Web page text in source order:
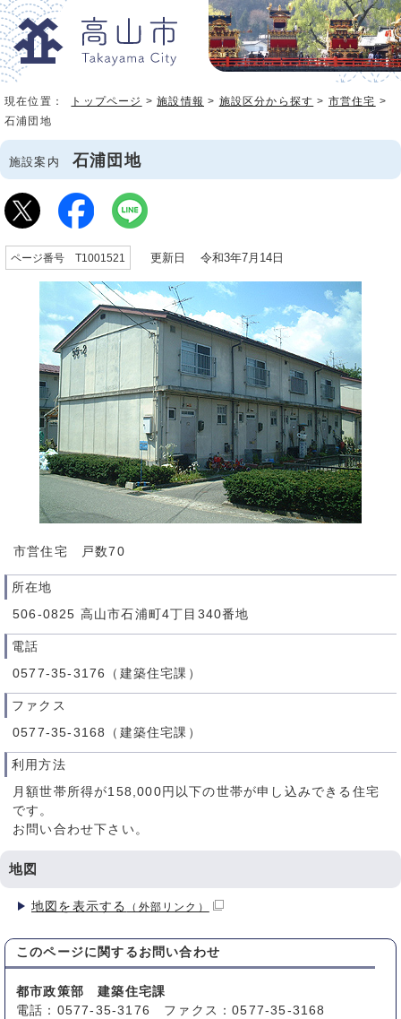
現在位置： トップページ >施設情報 > 施設区分から探す > 市営住宅 >
石浦団地
施設案内 石浦団地
ページ番号 T1001521 更新日 令和3年7月14日
市営住宅 戸数70
所在地
506-0825 高山市石浦町4丁目340番地
電話
0577-35-3176（建築住宅課）
ファクス
0577-35-3168（建築住宅課）
利用方法
月額世帯所得が158,000円以下の世帯が申し込みできる住宅
です。
お問い合わせ下さい。
地図
地図を表示する （外部リンク）
このページに関する お問い合わせ
都市政策部 建築住宅課
電話：0577-35-3176 ファクス：0577-35-3168